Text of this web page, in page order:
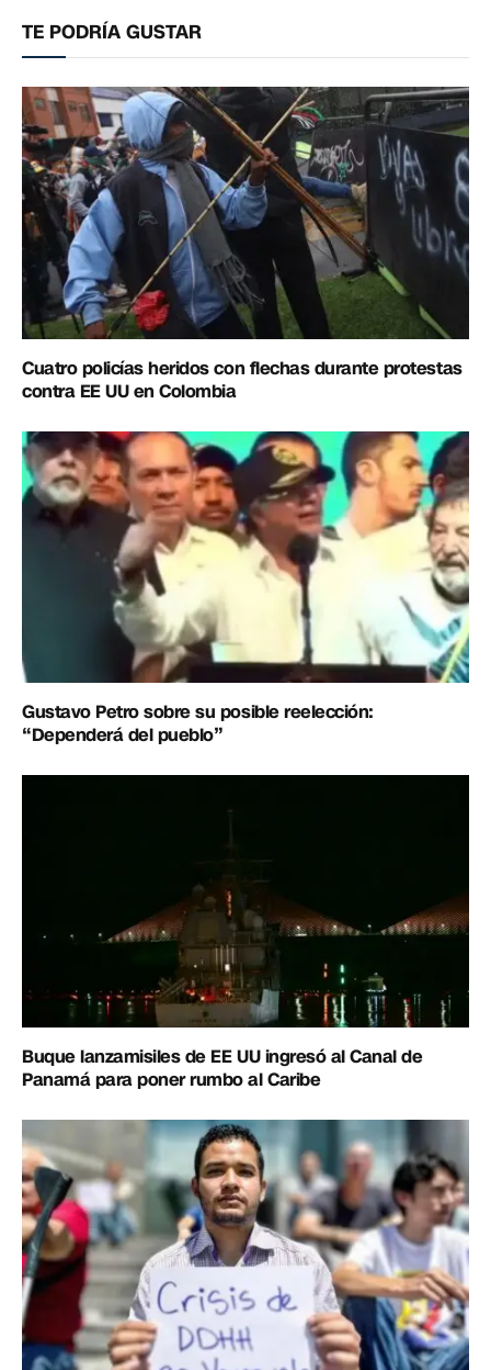
TE PODRÍA GUSTAR
Cuatro policías heridos con flechas durante protestas
contra EE UU en Colombia
Gustavo Petro sobre su posible reelección:
“Dependerá del pueblo”
Buque lanzamisiles de EE UU ingresó al Canal de
Panamá para poner rumbo al Caribe